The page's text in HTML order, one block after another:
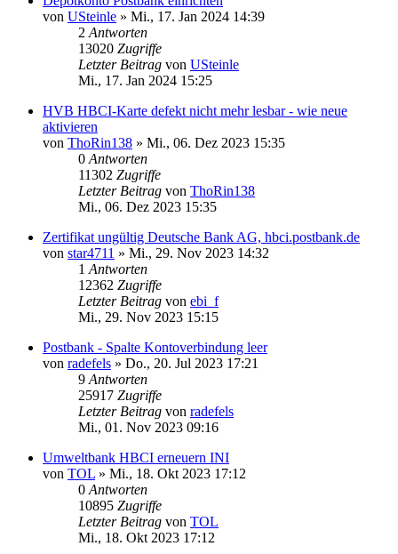
von USteinle » Mi., 17. Jan 2024 14:39
2 Antworten
13020 Zugriffe
Letzter Beitrag von USteinle
Mi., 17. Jan 2024 15:25
HVB HBCI-Karte defekt nicht mehr lesbar - wie neue
aktivieren
von ThoRin138 » Mi., 06. Dez 2023 15:35
0 Antworten
11302 Zugriffe
Letzter Beitrag von ThoRin138
Mi., 06. Dez 2023 15:35
Zertifikat ungültig Deutsche Bank AG, hbci.postbank.de
von star4711 » Mi., 29. Nov 2023 14:32
1 Antworten
12362 Zugriffe
Letzter Beitrag von ebi_f
Mi., 29. Nov 2023 15:15
Postbank - Spalte Kontoverbindung leer
von radefels » Do., 20. Jul 2023 17:21
9 Antworten
25917 Zugriffe
Letzter Beitrag von radefels
Mi., 01. Nov 2023 09:16
Umweltbank HBCI erneuern INI
von TOL » Mi., 18. Okt 2023 17:12
0 Antworten
10895 Zugriffe
Letzter Beitrag von TOL
Mi., 18. Okt 2023 17:12